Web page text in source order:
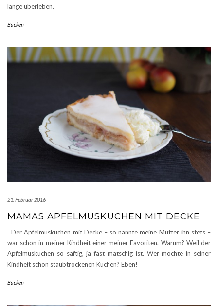
lange überleben.
Backen
21. Februar 2016
MAMAS APFELMUSKUCHEN MIT DECKE
Der Apfelmuskuchen mit Decke – so nannte meine Mutter ihn stets –
war schon in meiner Kindheit einer meiner Favoriten. Warum? Weil der
Apfelmuskuchen so saftig, ja fast matschig ist. Wer mochte in seiner
Kindheit schon staubtrockenen Kuchen? Eben!
Backen